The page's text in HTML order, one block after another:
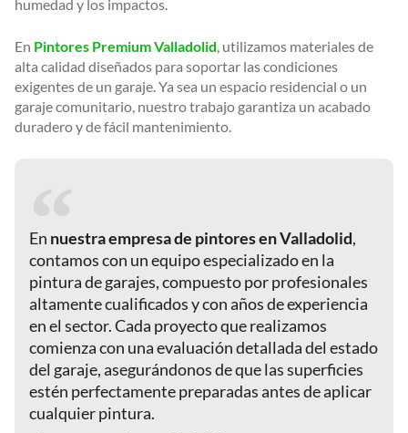
humedad y los impactos.
En Pintores Premium Valladolid, utilizamos materiales de
alta calidad diseñados para soportar las condiciones
exigentes de un garaje. Ya sea un espacio residencial o un
garaje comunitario, nuestro trabajo garantiza un acabado
duradero y de fácil mantenimiento.
En nuestra empresa de pintores en Valladolid,
contamos con un equipo especializado en la
pintura de garajes, compuesto por profesionales
altamente cualificados y con años de experiencia
en el sector. Cada proyecto que realizamos
comienza con una evaluación detallada del estado
del garaje, asegurándonos de que las superficies
estén perfectamente preparadas antes de aplicar
cualquier pintura.